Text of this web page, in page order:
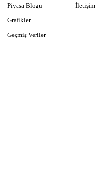
Piyasa Blogu
Grafikler
Geçmiş Veriler
İletişim